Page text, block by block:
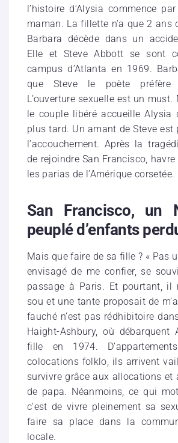
l’histoire d’Alysia commence
maman. La fillette n’a que 2 ans
Barbara décède dans un
Elle et Steve Abbott se sont
campus d’Atlanta en 1969.
que Steve le poète préfère
L’ouverture sexuelle est un must.
le couple libéré accueille Alysia
plus tard. Un amant de Steve est
l’accouchement. Après la
de rejoindre San Francisco,
les parias de l’Amérique corsetée.
San Francisco, un
peuplé d’enfants
Mais que faire de sa fille ? « Pas
envisagé de me confier, se
passage à Paris. Et pourtant, il
sou et une tante proposait de
fauché n’est pas rédhibitoire
Haight-Ashbury, où débarquent
fille en 1974.
colocations folklo, ils arrivent
survivre grâce aux allocations et
de papa. Néanmoins, ce qui
c’est de vivre pleinement sa
faire sa place dans la
locale.